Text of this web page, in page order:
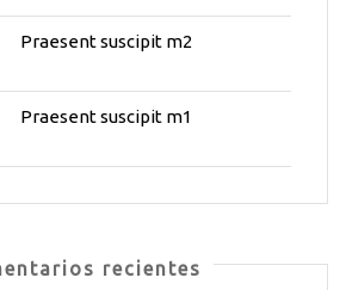
Praesent suscipit m2
Praesent suscipit m1
recientes